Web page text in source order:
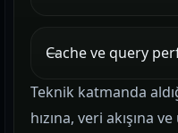
Cache ve query
Teknik katmanda
hızına, veri akışına